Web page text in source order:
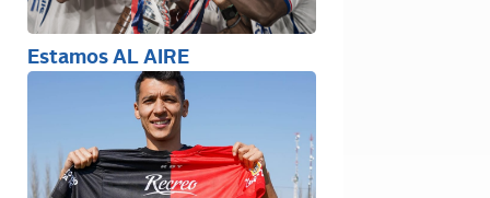
Estamos AL AIRE